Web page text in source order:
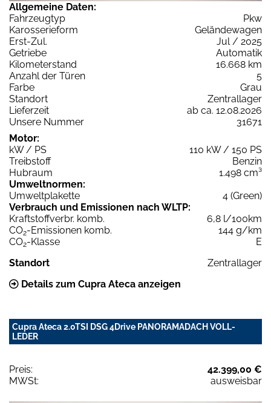
Allgemeine Daten:
Fahrzeugtyp
Pkw
Karosserieform
Geländewagen
Erst-Zul.
Jul / 2025
Getriebe
Automatik
Kilometerstand
16.668 km
Anzahl der Türen
5
Farbe
Grau
Standort
Zentrallager
Lieferzeit
ab ca. 12.08.2026
Unsere Nummer
31671
Motor:
kW / PS
110 kW / 150 PS
Treibstoff
Benzin
Hubraum
1.498 cm³
Umweltnormen:
Umweltplakette
4 (Green)
Verbrauch und Emissionen nach WLTP:
Kraftstoffverbr. komb.
6,8 l/100km
CO2-Emissionen komb.
144 g/km
CO2-Klasse
E
Standort
Zentrallager
Details zum Cupra Ateca anzeigen
Cupra Ateca 2.0TSI DSG 4Drive PANORAMADACH VOLL-
LEDER
Preis:
42.399,00 €
MWSt:
ausweisbar